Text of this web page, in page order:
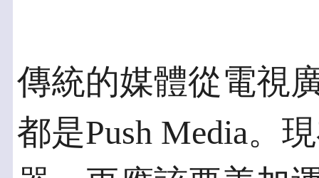
傳統的媒體從電視
都是Push Media。